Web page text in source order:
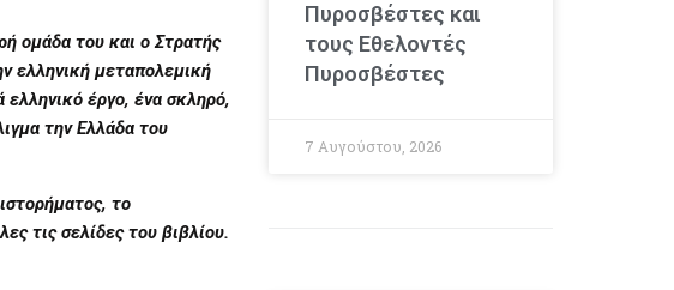
ομάδα του και ο Στρατής
ελληνική μεταπολεμική
ελληνικό έργο, ένα σκληρό,
την Ελλάδα του
το
τις σελίδες του βιβλίου.
Πυροσβέστες και
τους Εθελοντές
Πυροσβέστες
7 Αυγούστου, 2026